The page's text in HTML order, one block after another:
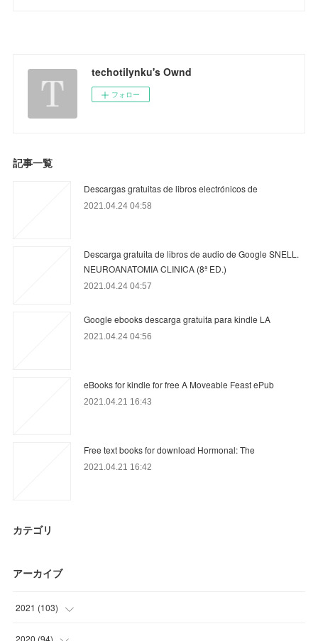
techotilynku's Ownd
フォロー
記事一覧
Descargas gratuitas de libros electrónicos de
2021.04.24 04:58
Descarga gratuita de libros de audio de Google SNELL.
NEUROANATOMIA CLINICA (8ª ED.)
2021.04.24 04:57
Google ebooks descarga gratuita para kindle LA
2021.04.24 04:56
eBooks for kindle for free A Moveable Feast ePub
2021.04.21 16:43
Free text books for download Hormonal: The
2021.04.21 16:42
カテゴリ
アーカイブ
2021 (103)
(26 )